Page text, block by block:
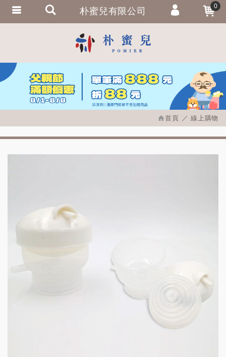
首頁 線上購物
朴蜜兒有限公司 0
會員登入
會員註冊
忘記密碼
訂單查詢
匯款通知
繁體中文